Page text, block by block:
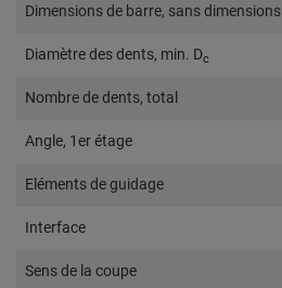
Dimensions de barre, sans dimensions
Diamètre des dents, min. Dc
Nombre de dents, total
Angle, 1er étage
Eléments de guidage
Interface
Sens de la coupe